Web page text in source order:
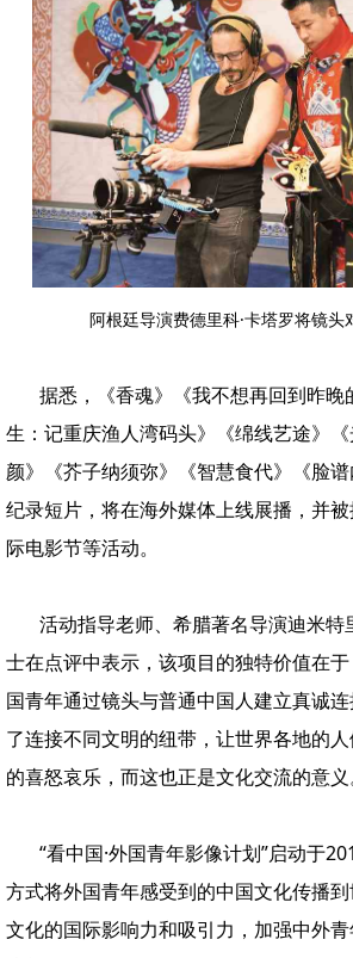
阿根廷导演费德里科·卡塔罗将镜头
据悉，《香魂》《我不想再回到昨晚
生：记重庆渔人湾码头》《绵线艺途》
颜》《芥子纳须弥》《智慧食代》《脸
纪录短片，将在海外媒体上线展播，并
际电影节等活动。
活动指导老师、希腊著名导演迪米特
士在点评中表示，该项目的独特价值在
国青年通过镜头与普通中国人建立真诚
了连接不同文明的纽带，让世界各地的
的喜怒哀乐，而这也正是文化交流的意义
“看中国·外国青年影像计划”启动于
方式将外国青年感受到的中国文化传播
文化的国际影响力和吸引力，加强中外